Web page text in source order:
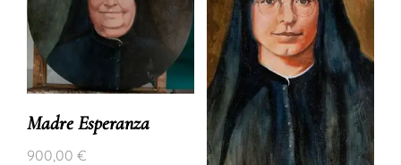
Madre Esperanza
900,00 €